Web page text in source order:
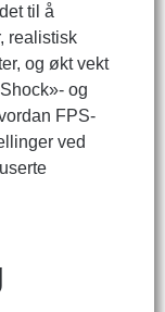
til å
realistisk
og økt vekt
og
FPS-
ved